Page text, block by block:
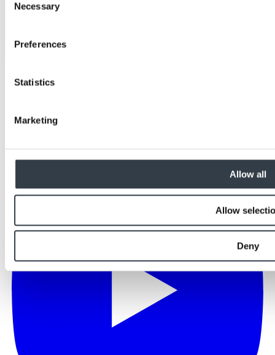
Selection
Necessary
Preferences
Statistics
Marketing
Allow all
Allow
Deny